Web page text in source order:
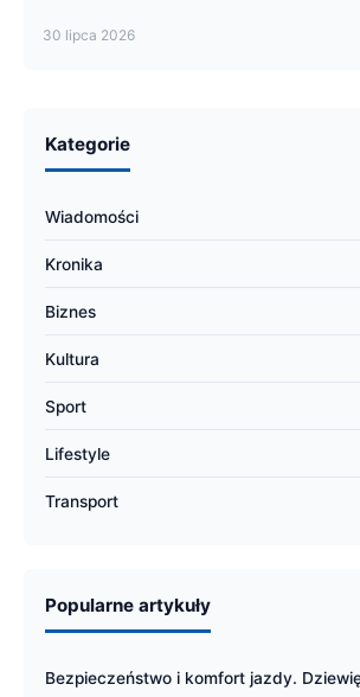
30 lipca 2026
Kategorie
Wiadomości
Kronika
Biznes
Kultura
Sport
Lifestyle
Transport
Popularne artykuły
Bezpieczeństwo i komfort jazdy.